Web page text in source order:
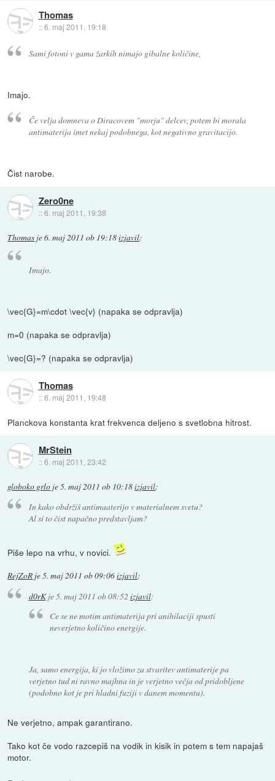
Thomas
::6. maj 2011, 19:18
Sami fotoni v gama žarkih nimajo gibalne količine,
Imajo.
Če velja domneva o Diracovem "morju" delcev, potem bi morala
antimaterija imet nekaj podobnega, kot negativno gravitacijo.
Čist narobe.
Zero0ne
::6. maj 2011, 19:38
Thomas je6. maj 2011 ob 19:18izjavil:
Imajo.
\vec{G}=m\cdot \vec{v} (napaka se odpravlja)
m=0 (napaka se odpravlja)
\vec{G}=? (napaka se odpravlja)
Thomas
::6. maj 2011, 19:48
Planckova konstanta krat frekvenca deljeno s svetlobna hitrost.
MrStein
::6. maj 2011, 23:42
globoko grlo je5. maj 2011 ob 10:18izjavil:
In kako obdržiš antimaaterijo v materialnem svetu?
Al si to čist napačno predstavljam?
Piše lepo na vrhu, v novici.
RejZoR je5. maj 2011 ob 09:06izjavil:
d0rKje5. maj 2011 ob 08:52 izjavil:
Ce se ne motim antimaterija pri anihilaciji spusti
neverjetno količino energije.
Ja, samo energija, ki jo vložimo za stvaritev antimaterije pa
verjetno tud ni ravno majhna in je verjetno večja od pridobljene
(podobno kot je pri hladni fuziji v danem momentu).
Ne verjetno, ampak garantirano.
Tako kot če vodo razcepiš na vodik in kisik in potem s tem napajaš
motor.